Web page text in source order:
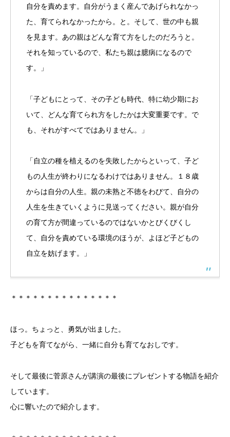
自分を責めます。自分がうまく産んであげられなかっ
た、育てられなかったから。と。そして、世の中も親
を見ます。あの親はどんな育て方をしたのだろうと。
それを知っているので、私たち親は臆病になるので
す。」
「子どもにとって、その子ども時代、特に幼少期にお
いて、どんな育てられ方をしたかは大変重要です。で
も、それがすべてではありません。」
「自立の種を植えるのを失敗したからといって、子ど
もの人生が終わりになるわけではありません。１８歳
からは自分の人生。親の未熟と不徳をわびて、自分の
人生を生きていくように見送ってください。親が自分
の育て方が間違っているのではないかとびくびくし
て、自分を責めている環境のほうが、よほど子どもの
自立を妨げます。」
＊＊＊＊＊＊＊＊＊＊＊＊＊＊＊
ほっ。ちょっと、勇気が出ました。
子どもを育てながら、一緒に自分も育てなおしです。
そして最後に菅原さんが講演の最後にプレゼントする物語を紹介
しています。
心に響いたので紹介します。